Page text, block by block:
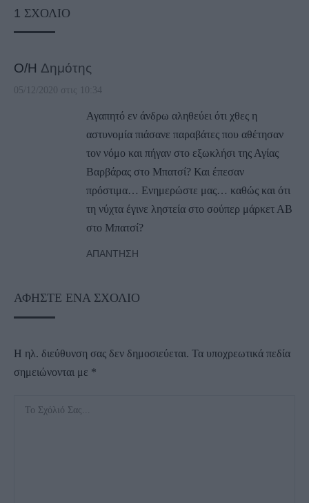
1 ΣΧΌΛΙΟ
Ο/Η Δημότης
05/12/2020 στις 10:34
Αγαπητό εν άνδρω αληθεύει ότι χθες η
αστυνομία πιάσανε παραβάτες που αθέτησαν
τον νόμο και πήγαν στο εξωκλήσι της Αγίας
Βαρβάρας στο Μπατσί? Και έπεσαν
πρόστιμα… Ενημερώστε μας… καθώς και ότι
τη νύχτα έγινε ληστεία στο σούπερ μάρκετ ΑΒ
στο Μπατσί?
ΑΠΆΝΤΗΣΗ
ΑΦΉΣΤΕ ΈΝΑ ΣΧΌΛΙΟ
Η ηλ. διεύθυνση σας δεν δημοσιεύεται. Τα υποχρεωτικά πεδία
σημειώνονται με *